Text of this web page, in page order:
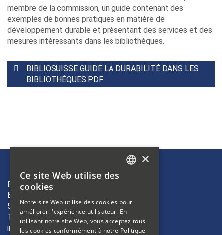
membre de la commission, un guide contenant des
exemples de bonnes pratiques en matière de
développement durable et présentant des services et des
mesures intéressants dans les bibliothèques.
BIBLIOSUISSE GUIDE LA DURABILITÉ DANS LES
BIBLIOTHÈQUES.PDF
Bibliosuisse
Bleichemattstrasse 42
5000 Aarau
T +41 62 823 19 38
info(at)bibliosuisse.ch
×
Ce site Web utilise des
cookies
Notre site Web utilise des cookies pour
améliorer l'expérience utilisateur. En
utilisant notre site Web, vous acceptez tous
les cookies conformément à notre Politique